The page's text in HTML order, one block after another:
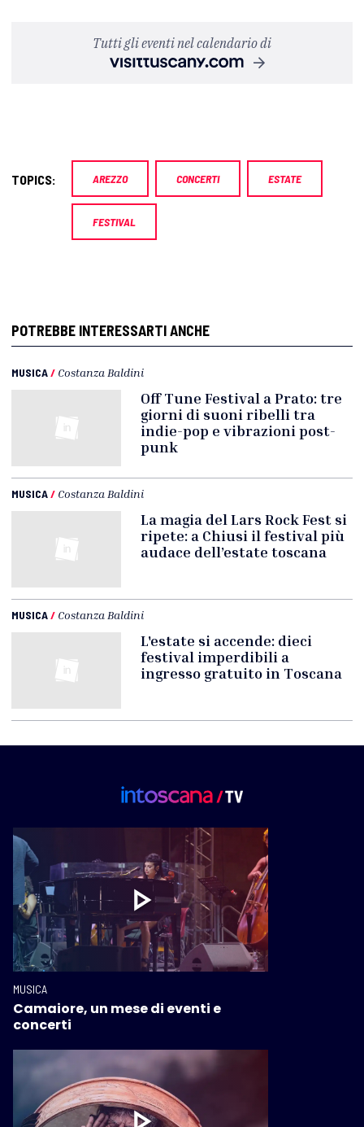
Tutti gli eventi nel calendario di
TOPICS: AREZZO CONCERTI ESTATE
FESTIVAL
POTREBBE INTERESSARTI ANCHE
MUSICA/ Costanza Baldini
Off Tune Festival a Prato: tre
giorni di suoni ribelli tra
indie-pop e vibrazioni post-
punk
MUSICA/ Costanza Baldini
La magia del Lars Rock Fest si
ripete: a Chiusi il festival più
audace dell’estate toscana
MUSICA/ Costanza Baldini
L'estate si accende: dieci
festival imperdibili a
ingresso gratuito in Toscana
MUSICA
Camaiore, un mese di eventi e
concerti